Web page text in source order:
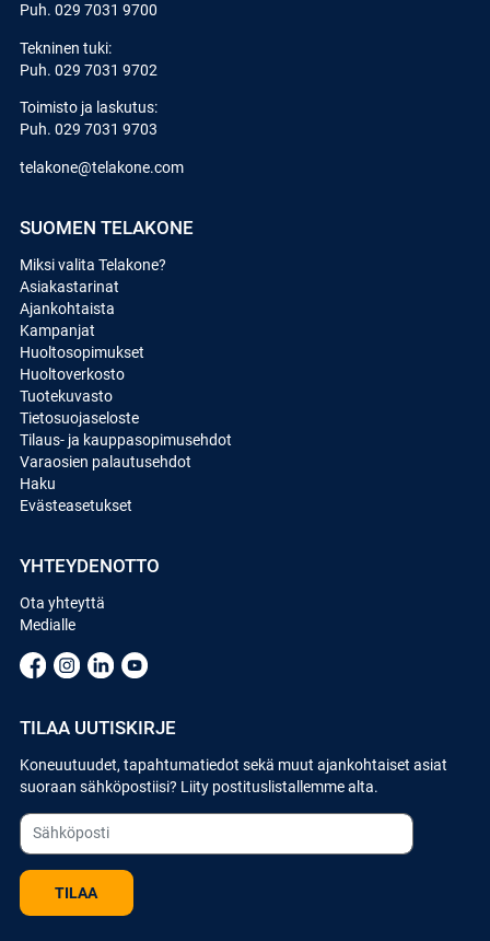
Puh. 029 7031 9700
Tekninen tuki:
Puh. 029 7031 9702
Toimisto ja laskutus:
Puh. 029 7031 9703
telakone@telakone.com
SUOMEN TELAKONE
Miksi valita Telakone?
Asiakastarinat
Ajankohtaista
Kampanjat
Huoltosopimukset
Huoltoverkosto
Tuotekuvasto
Tietosuojaseloste
Tilaus- ja kauppasopimusehdot
Varaosien palautusehdot
Haku
Evästeasetukset
YHTEYDENOTTO
Ota yhteyttä
Medialle
TILAA UUTISKIRJE
Koneuutuudet, tapahtumatiedot sekä muut ajankohtaiset asiat
suoraan sähköpostiisi? Liity postituslistallemme alta.